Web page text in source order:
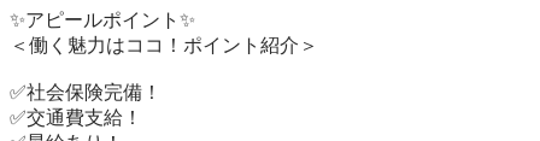
✨アピールポイント✨
＜働く魅力はココ！ポイント紹介＞
✅社会保険完備！
✅交通費支給！